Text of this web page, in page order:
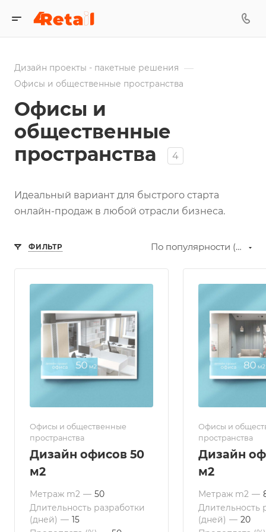
Дизайн проекты - пакетные решения —
Офисы и общественные пространства
Офисы и
общественные
пространства
4
Идеальный вариант для быстрого старта
онлайн-продаж в любой отрасли бизнеса.
ФИЛЬТР По популярности (возрастание)
Офисы и общественные
пространства
Дизайн офисов 50
м2
Метраж m2 — 50
Длительность разработки
(дней) — 15
Офисы и
пространства
Дизайн
м2
Метраж m2 —
Длительность
(дней) — 20